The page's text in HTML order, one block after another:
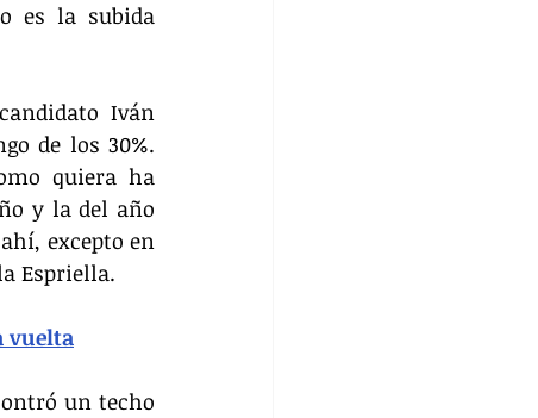
es la subida
Iván
de los 30%.
quiera ha
y la del año
excepto en
Espriella.
vuelta
un techo